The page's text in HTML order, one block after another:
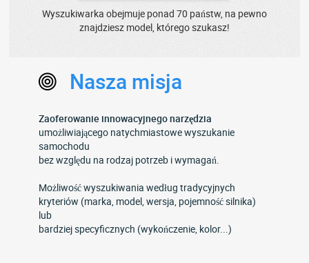
Wyszukiwarka obejmuje ponad 70 państw, na pewno
znajdziesz model, którego szukasz!
Nasza misja
Zaoferowanie innowacyjnego narzędzia
umożliwiającego natychmiastowe wyszukanie
samochodu
bez względu na rodzaj potrzeb i wymagań.
Możliwość wyszukiwania według tradycyjnych
kryteriów (marka, model, wersja, pojemność silnika)
lub
bardziej specyficznych (wykończenie, kolor...)